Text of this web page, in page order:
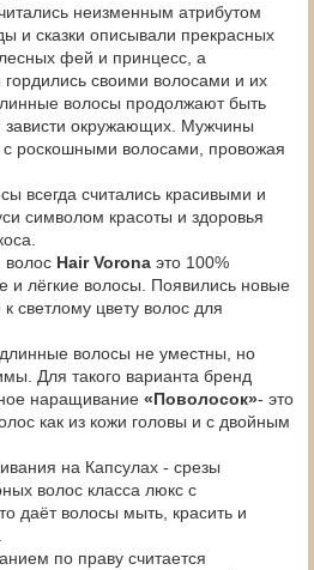
неизменным атрибутом
и сказки описывали прекрасных
фей и принцесс, а
своими волосами и их
волосы продолжают быть
окружающих. Мужчины
с роскошными волосами, провожая
всегда считались красивыми и
символом красоты и здоровья
волос Hair Vorona это 100%
и лёгкие волосы. Появились новые
светлому цвету волос для
волосы не уместны, но
Для такого варианта бренд
наращивание «Поволосок»- это
как из кожи головы и с двойным
на Капсулах - срезы
волос класса люкс с
даёт волосы мыть, красить и
по праву считается